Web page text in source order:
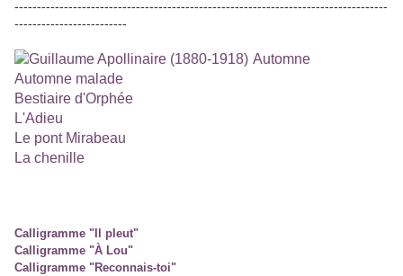
-----------------------------------------------------------------------------------
-------------------------
Automne
Automne malade
Bestiaire d'Orphée
L'Adieu
Le pont Mirabeau
La chenille
Calligramme "Il pleut"
Calligramme "À Lou"
Calligramme "Reconnais-toi"